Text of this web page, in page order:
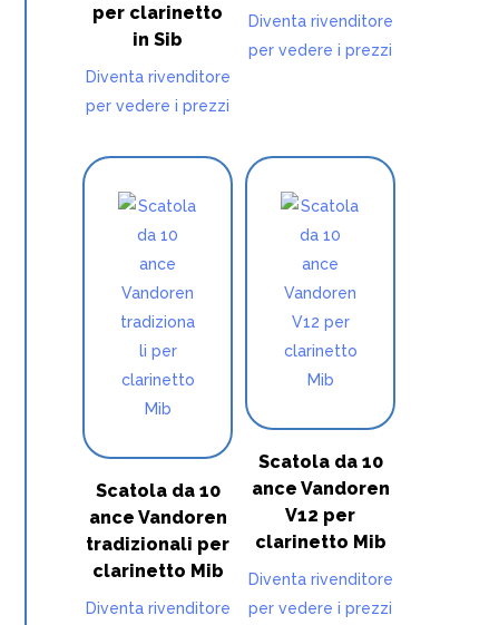
per clarinetto
in Sib
Diventa rivenditore
per vedere i prezzi
Diventa rivenditore
per vedere i prezzi
Scatola da 10
ance Vandoren
tradizionali per
clarinetto Mib
Diventa rivenditore
Scatola da 10
ance Vandoren
V12 per
clarinetto Mib
Diventa rivenditore
per vedere i prezzi